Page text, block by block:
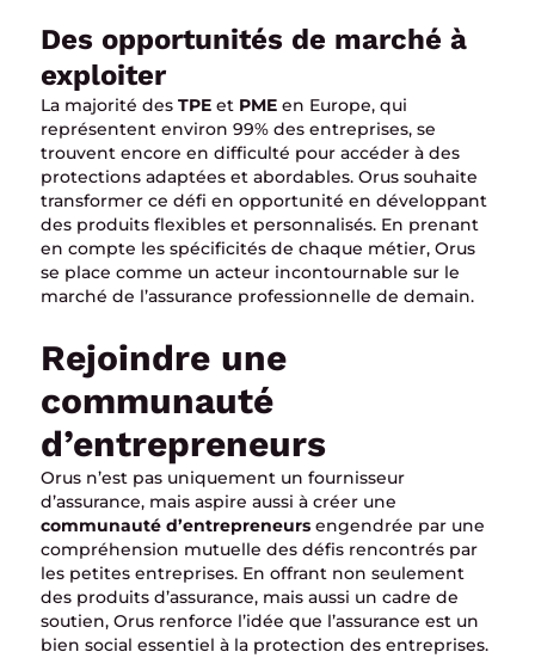
Des opportunités de marché à
exploiter
La majorité des TPE et PME en Europe, qui
représentent environ 99% des entreprises, se
trouvent encore en difficulté pour accéder à des
protections adaptées et abordables. Orus souhaite
transformer ce défi en opportunité en développant
des produits flexibles et personnalisés. En prenant
en compte les spécificités de chaque métier, Orus
se place comme un acteur incontournable sur le
marché de l’assurance professionnelle de demain.
Rejoindre une
communauté
d’entrepreneurs
Orus n’est pas uniquement un fournisseur
d’assurance, mais aspire aussi à créer une
communauté d’entrepreneurs engendrée par une
compréhension mutuelle des défis rencontrés par
les petites entreprises. En offrant non seulement
des produits d’assurance, mais aussi un cadre de
soutien, Orus renforce l’idée que l’assurance est un
bien social essentiel à la protection des entreprises.